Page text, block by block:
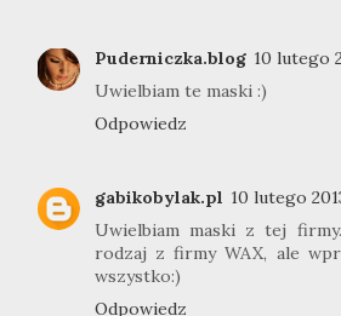
Puderniczka.blog 10 lutego
Uwielbiam te maski :)
Odpowiedz
gabikobylak.pl 10 lutego
Uwielbiam maski z tej
rodzaj z firmy WAX, ale
wszystko:)
Odpowiedz